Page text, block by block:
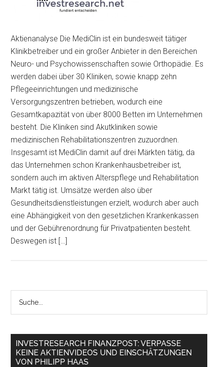
Aktienanalyse Die MediClin ist ein bundesweit tätiger
Klinikbetreiber und ein großer Anbieter in den Bereichen
Neuro- und Psychowissenschaften sowie Orthopädie. Es
werden dabei über 30 Kliniken, sowie knapp zehn
Pflegeeinrichtungen und medizinische
Versorgungszentren betrieben, wodurch eine
Gesamtkapazität von über 8000 Betten im Unternehmen
besteht. Die Kliniken sind Akutkliniken sowie
medizinischen Rehabilitationszentren zuzuordnen.
Insgesamt ist MediClin damit auf drei Märkten tätig, da
das Unternehmen schon Krankenhausbetreiber ist,
sondern auch im aktiven Alterspflege und Rehabilitation
Markt tätig ist. Umsätze werden also über
Gesundheitsdienstleistungen erzielt, wodurch aber auch
eine Abhängigkeit von den gesetzlichen Krankenkassen
und der Gebührenordnung für Privatpatienten besteht.
Deswegen ist […]
INVESTRESEARCH FINANZPOST: VERPASSE
KEINE AKTIENVIDEOS UND EINSCHÄTZUNGEN
VON PHILIPP HAAS